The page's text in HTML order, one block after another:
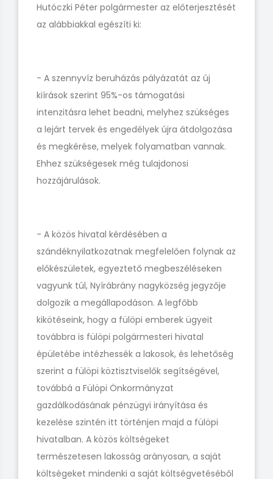
Hutóczki Péter polgármester az előterjesztését
az alábbiakkal egészíti ki:
- A szennyvíz beruházás pályázatát az új
kiírások szerint 95%-os támogatási
intenzitásra lehet beadni, melyhez szükséges
a lejárt tervek és engedélyek újra átdolgozása
és megkérése, melyek folyamatban vannak.
Ehhez szükségesek még tulajdonosi
hozzájárulások.
- A közös hivatal kérdésében a
szándéknyilatkozatnak megfelelően folynak az
előkészületek, egyeztető megbeszéléseken
vagyunk túl, Nyírábrány nagyközség jegyzője
dolgozik a megállapodáson. A legfőbb
kikötéseink, hogy a fülöpi emberek ügyeit
továbbra is fülöpi polgármesteri hivatal
épületébe intézhessék a lakosok, és lehetőség
szerint a fülöpi köztisztviselők segítségével,
továbbá a Fülöpi Önkormányzat
gazdálkodásának pénzügyi irányítása és
kezelése szintén itt történjen majd a fülöpi
hivatalban. A közös költségeket
természetesen lakosság arányosan, a saját
költségeket mindenki a saját költségvetéséből